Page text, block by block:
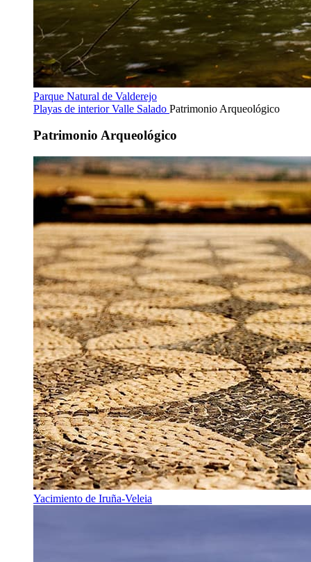
Parque Natural de Valderejo
Playas de interiorValle Salado Patrimonio Arqueológico
Patrimonio Arqueológico
Yacimiento de Iruña-Veleia